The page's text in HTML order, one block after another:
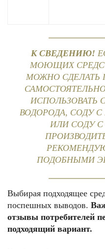
К СВЕДЕНИЮ!
МОЮЩИХ
МОЖНО СДЕЛАТЬ
ИСПОЛЬЗОВАТЬ
ВОДОРОДА, СОДУ
ИЛИ СОДУ
ПОДОБНЫМИ
Выбирая подходящее
поспешных выводов.
отзывы потребителей
подходящий вариант.